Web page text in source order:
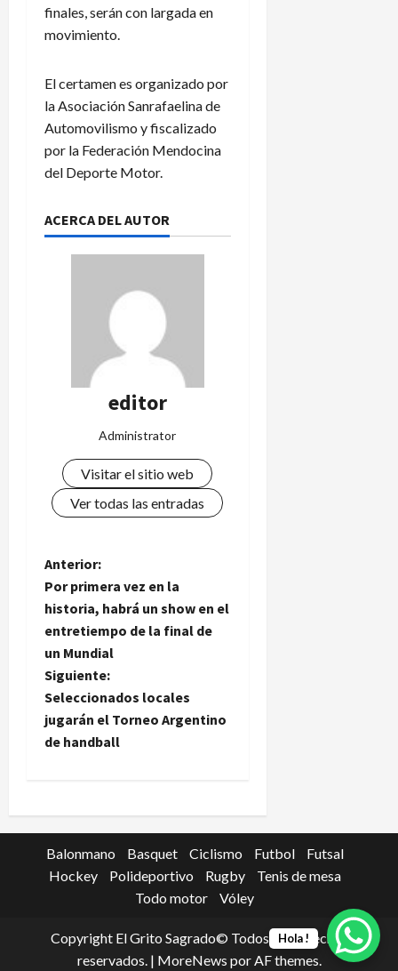
finales, serán con largada en
movimiento.
El certamen es organizado por
la Asociación Sanrafaelina de
Automovilismo y fiscalizado
por la Federación Mendocina
del Deporte Motor.
ACERCA DEL AUTOR
editor
Administrator
Visitar el sitio web
Ver todas las entradas
N
a
v
e
g
a
i
ó
d
Anterior:
Por primera vez en la
historia, habrá un show en el
entretiempo de la final de
un Mundial
Siguiente:
Seleccionados locales
jugarán el Torneo Argentino
de handball
Balonmano Basquet Ciclismo Futbol
Futsal
Hockey
Polideportivo Rugby
Tenis de mesa
Todo motor
Vóley
Copyright El Grito Sagrado© Todos los derechos
reservados. | MoreNews por AF themes.
Hola !